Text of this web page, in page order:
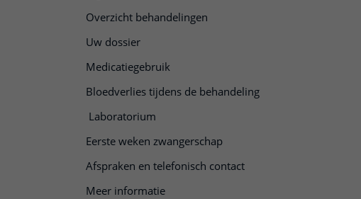
Overzicht behandelingen
Uw dossier
Medicatiegebruik
Bloedverlies tijdens de behandeling
Laboratorium
Eerste weken zwangerschap
Afspraken en telefonisch contact
Meer informatie